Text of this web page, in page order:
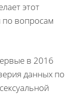
этот
вопросам
в 2016
данных по